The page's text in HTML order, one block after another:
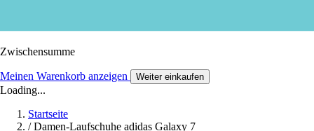
Zwischensumme
Meinen Warenkorb anzeigen Weiter einkaufen
Loading...
Startseite
/ Damen-Laufschuhe adidas Galaxy 7